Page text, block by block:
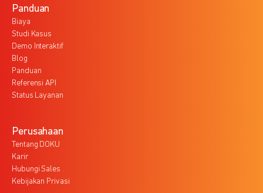
Panduan
Biaya
Studi Kasus
Demo Interaktif
Blog
Panduan
Referensi API
Status Layanan
Perusahaan
Tentang DOKU
Karir
Hubungi Sales
Kebijakan Privasi